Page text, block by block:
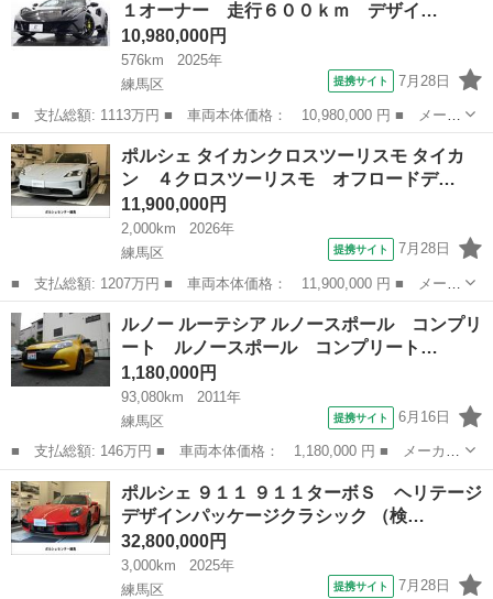
限定１１台 ...
１オーナー 走行６００ｋｍ デザイ…
10,980,000円
576km
2025年
練馬区
提携サイト 7月28日
■ 支払総額: 1113万円 ■ 車両本体価格： 10,980,000 円 ■ メーカ
ー名： ロータス ■ 車種名： エミーラ ■ グレード名： ファー
ストエディション １オーナー 走行６００ｋｍ デザイン／ドライ
バーズ／...
東京 練馬区
ポルシェ タイカンクロスツーリスモ タイカ
ン ４クロスツーリスモ オフロードデ…
11,900,000円
2,000km
2026年
練馬区
提携サイト 7月28日
■ 支払総額: 1207万円 ■ 車両本体価格： 11,900,000 円 ■ メーカ
ー名： ポルシェ ■ 車種名： タイカンクロスツーリスモ ■ グレ
ード名： タイカン ４クロスツーリスモ オフロードデザインパッ
ケージ ...
東京 練馬区
ルノー ルーテシア ルノースポール コンプリ
ート ルノースポール コンプリート…
1,180,000円
93,080km
2011年
練馬区
提携サイト 6月16日
■ 支払総額: 146万円 ■ 車両本体価格： 1,180,000 円 ■ メーカー
名： ルノー ■ 車種名： ルーテシア ■ グレード名： ルノース
ポール コンプリート ルノースポール コンプリート ３０台限
定 ６速ＭＴ...
東京 練馬区
ポルシェ ９１１ ９１１ターボＳ ヘリテージ
デザインパッケージクラシック （検…
32,800,000円
3,000km
2025年
練馬区
提携サイト 7月28日